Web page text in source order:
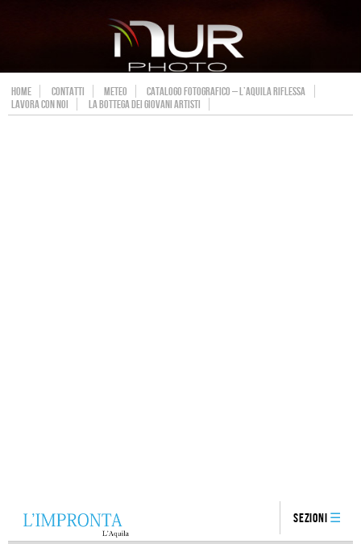
HOME CONTATTI METEO
CATALOGO FOTOGRAFICO – L’AQUILA RIFLESSA
LAVORA CON NOI
LA BOTTEGA DEI GIOVANI ARTISTI
Sezioni